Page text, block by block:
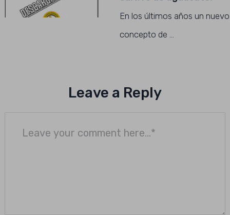
En los últimos años un nuevo
concepto de …
Leave a Reply